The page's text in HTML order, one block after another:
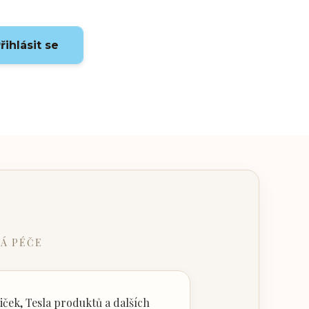
se
PÉČE
Tesla produktů a dalších